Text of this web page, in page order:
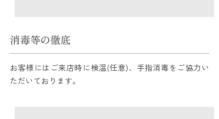
消毒等の徹底
お客様にはご来店時に検温(任意)、手指消毒をご協力い
ただいております。